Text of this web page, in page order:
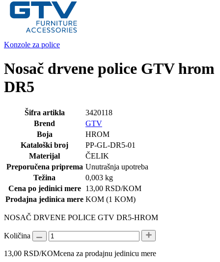
Konzole za police
Nosač drvene police GTV hrom
DR5
Šifra artikla
3420118
Brend
GTV
Boja
HROM
Kataloški broj
PP-GL-DR5-01
Materijal
ČELIK
Preporučena priprema Unutrašnja upotreba
Težina
0,003 kg
Cena po jedinici mere
13,00 RSD/KOM
Prodajna jedinica mere KOM (1 KOM)
NOSAČ DRVENE POLICE GTV DR5-HROM
Količina
13,00 RSD/KOMcena za prodajnu jedinicu mere